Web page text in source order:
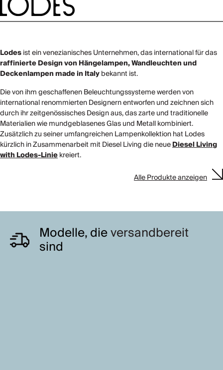
Lodesist ein venezianisches Unternehmen, das international für das
raffinierte Design von Hängelampen, Wandleuchten und
Deckenlampen made in Italybekannt ist.
Die von ihm geschaffenen Beleuchtungssysteme werden von
international renommierten Designern entworfen und zeichnen sich
durch ihr zeitgenössisches Design aus, das zarte und traditionelle
Materialien wie mundgeblasenes Glas und Metall kombiniert.
Zusätzlich zu seiner umfangreichen Lampenkollektion hat Lodes
kürzlich in Zusammenarbeit mit Diesel Living die neueDiesel Living
with Lodes-Liniekreiert.
Alle Produkte anzeigen
Modelle, dieversandbereit
sind